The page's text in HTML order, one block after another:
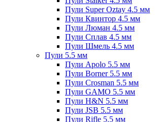
Пули Super Oztay 4.5 мм
Пули Квинтор 4.5 мм
Пули Люман 4.5 мм
Пули Сплав 4.5 мм
Пули Шмель 4.5 мм
Пули 5.5 мм
Пули Apolo 5.5 мм
Пули Borner 5.5 мм
Пули Crosman 5.5 мм
Пули GAMO 5.5 мм
Пули H&N 5.5 мм
Пули JSB 5.5 мм
Пули Rifle 5.5 мм